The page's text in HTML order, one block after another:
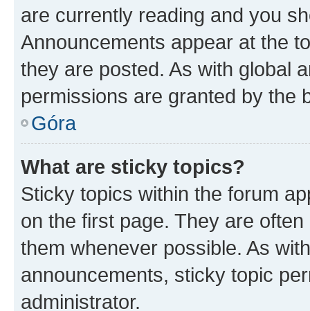
are currently reading and you
Announcements appear at the
they are posted. As with global
permissions are granted by the
Góra
What are sticky topics?
Sticky topics within the forum
on the first page. They are
them whenever possible. As
announcements, sticky topic
administrator.